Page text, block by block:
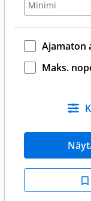
Ajamaton
Maks.